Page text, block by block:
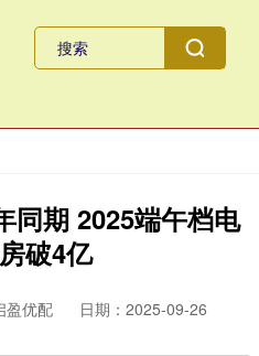
同期 2025端午档电
破4亿
盈优配
日期：2025-09-26